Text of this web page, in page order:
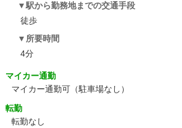
駅から勤務地までの交通手段
徒歩
所要時間
4分
マイカー通勤
マイカー通勤可（駐車場なし）
転勤
転勤なし